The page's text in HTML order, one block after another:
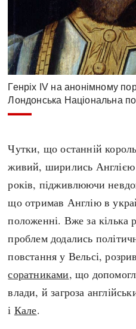
Генріх IV на анонімному
Лондонська Національна
Чутки, що останній король
живий, ширились
років, підживлюючи
що отримав Англію в
положенні. Вже за кілька
проблем додались
повстання у Вельсі,
соратниками, що
влади, й загроза
і Кале.